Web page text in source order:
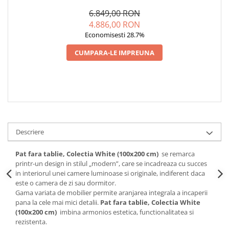
6.849,00 RON
4.886,00 RON
Economisesti 28.7%
CUMPARA-LE IMPREUNA
Descriere
Pat fara tablie, Colectia White (100x200 cm) se remarca
printr-un design in stilul „modern”, care se incadreaza cu succes
in interiorul unei camere luminoase si originale, indiferent daca
este o camera de zi sau dormitor.
Gama variata de mobilier permite aranjarea integrala a incaperii
pana la cele mai mici detalii. Pat fara tablie, Colectia White
(100x200 cm) imbina armonios estetica, functionalitatea si
rezistenta.